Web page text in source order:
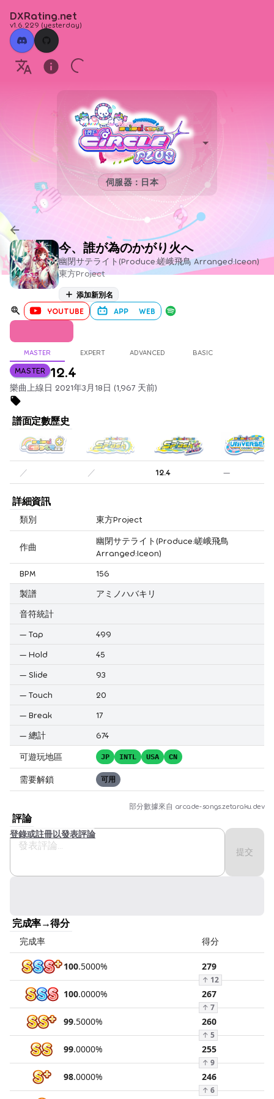
DXRating.net
v1.6.229 (yesterday)
伺服器：日本
今、誰が為のかがり火へ
幽閉サテライト(Produce:嵯峨飛鳥 Arranged:Iceon)
東方Project
添加新別名
YOUTUBE APP WEB
MASTER EXPERT ADVANCED BASIC
MASTER 12.4
樂曲上線日 2021年3月18日 (1,967 天前)
譜面定數歷史
／ ／ 12.4 —
詳細資訊
類別 東方Project
作曲
幽閉サテライト(Produce:嵯峨飛鳥
Arranged:Iceon)
BPM
156
製譜
アミノハバキリ
音符統計
— Tap
499
— Hold
45
— Slide
93
— Touch
20
— Break
17
— 總計 674
可遊玩地區 JP INTL USA CN
需要解鎖 可用
部分數據來自 arcade-songs.zetaraku.dev
評論
提交
登錄或註冊以發表評論
完成率→得分
完成率 得分
100.5000% 279
↑ 12
100.0000% 267
↑ 7
99.5000% 260
↑ 5
99.0000% 255
↑ 9
98.0000% 246
↑ 6